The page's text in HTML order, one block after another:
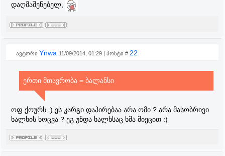
დაღმაშენებელ,
ავტორი Ynwa 11/09/2014, 01:29 | პოსტი # 22
ერთი მთავრობა = ბალანსი
ოფ ქოურს :) ეს კარგი დაპირებაა არა ომი ? არა მასობრივი
ხალხის ხოცვა ? ეგ უნდა ხალხსაც ხმა მიეცით :)